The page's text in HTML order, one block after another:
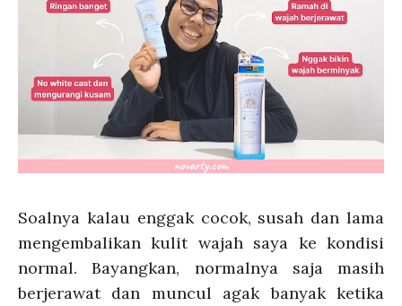
Soalnya kalau enggak cocok, susah dan lama
mengembalikan kulit wajah saya ke kondisi
normal. Bayangkan, normalnya saja masih
berjerawat dan muncul agak banyak ketika